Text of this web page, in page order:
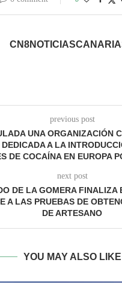
previous post
UNA ORGANIZACIÓN
A LA
DE COCAÍNA EN EUROPA
next post
DE LA GOMERA FINALIZA
A LAS PRUEBAS DE
DE ARTESANO
YOU MAY ALSO LIKE